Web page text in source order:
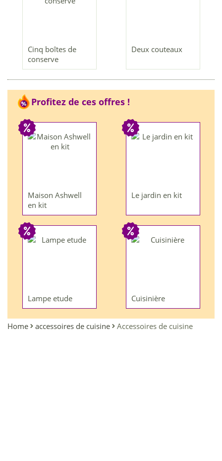
Cinq boîtes de
conserve
Deux couteaux
Profitez de ces offres !
Maison Ashwell
en kit
Le jardin en kit
Lampe etude Cuisinière
Home accessoires de cuisine Accessoires de cuisine